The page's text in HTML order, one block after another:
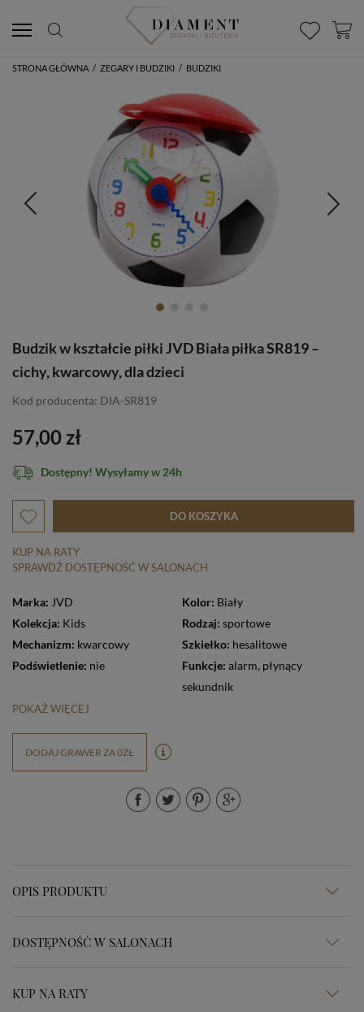
STRONA GŁÓWNA / ZEGARY I BUDZIKI / BUDZIKI
Budzik w kształcie piłki JVD Biała piłka SR819 –
cichy, kwarcowy, dla dzieci
Kod producenta: DIA-SR819
57,00 zł
Dostępny! Wysyłamy w 24h
DO KOSZYKA
KUP NA RATY
SPRAWDŹ DOSTĘPNOŚĆ W SALONACH
Marka: JVD Kolor: Biały
Kolekcja: Kids Rodzaj: sportowe
Mechanizm: kwarcowy Szkiełko: hesalitowe
Podświetlenie: nie Funkcje: alarm,
sekundnik
POKAŻ WIĘCEJ
DODAJ GRAWER ZA 0ZŁ
OPIS PRODUKTU
DOSTĘPNOŚĆ W SALONACH
KUP NA RATY